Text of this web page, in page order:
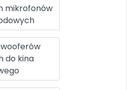
mikrofonów
do kina